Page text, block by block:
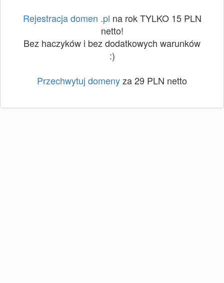
Rejestracja domen .pl na rok TYLKO 15 PLN
netto!
Bez haczyków i bez dodatkowych warunków
:)
Przechwytuj domenyza 29 PLN netto